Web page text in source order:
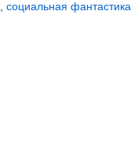
социальная фантастика